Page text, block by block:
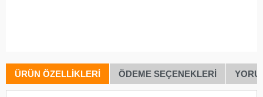
ÜRÜN ÖZELLIKLERI ÖDEME SEÇENEKLERI